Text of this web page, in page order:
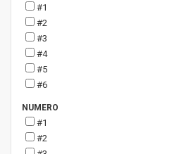
#1
#2
#3
#4
#5
#6
NUMERO
#1
#2